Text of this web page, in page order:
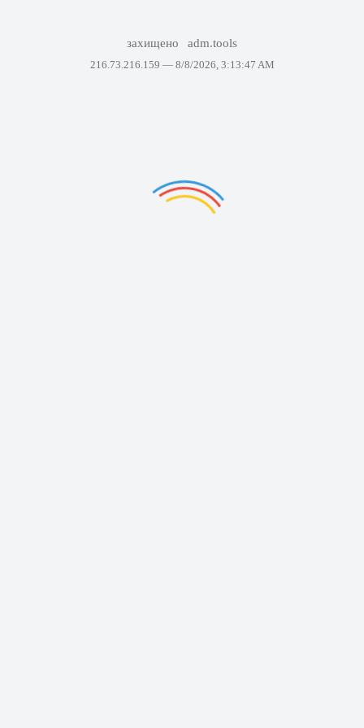
захищено adm.tools
216.73.216.159 — 8/8/2026, 3:13:47 AM